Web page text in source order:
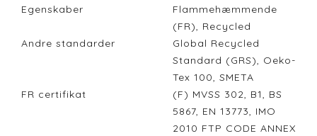
Egenskaber
Flammehæmmende
(FR), Recycled
Andre standarder
Global Recycled
Standard (GRS), Oeko-
Tex 100, SMETA
FR certifikat
(F) MVSS 302, B1, BS
5867, EN 13773, IMO
2010 FTP CODE ANNEX